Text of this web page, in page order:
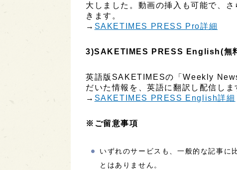
大しました。動画の挿入も可能で、
きます。
→ SAKETIMES PRESS Pro詳細
3)SAKETIMES PRESS English(無
英語版SAKETIMESの「Weekly
だいた情報を、英語に翻訳し配信し
→ SAKETIMES PRESS English詳細
※ご留意事項
いずれのサービスも、一般的な記事に
とはありません。